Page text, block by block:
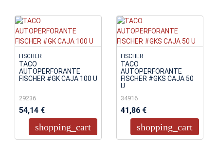
FISCHER
TACO
AUTOPERFORANTE
FISCHER #GK CAJA 100 U
29236
54,14 €
shopping_cart
FISCHER
TACO
AUTOPERFORANTE
FISCHER #GKS CAJA 50
U
34916
41,86 €
shopping_cart